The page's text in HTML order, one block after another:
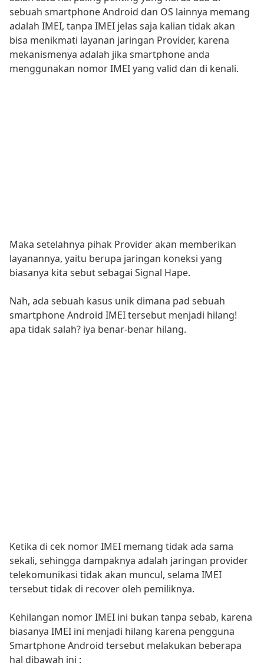
sebuah smartphone Android dan OS lainnya memang
adalah IMEI, tanpa IMEI jelas saja kalian tidak akan
bisa menikmati layanan jaringan Provider, karena
mekanismenya adalah jika smartphone anda
menggunakan nomor IMEI yang valid dan di kenali.
Maka setelahnya pihak Provider akan memberikan
layanannya, yaitu berupa jaringan koneksi yang
biasanya kita sebut sebagai Signal Hape.
Nah, ada sebuah kasus unik dimana pad sebuah
smartphone Android IMEI tersebut menjadi hilang!
apa tidak salah? iya benar-benar hilang.
Ketika di cek nomor IMEI memang tidak ada sama
sekali, sehingga dampaknya adalah jaringan provider
telekomunikasi tidak akan muncul, selama IMEI
tersebut tidak di recover oleh pemiliknya.
Kehilangan nomor IMEI ini bukan tanpa sebab, karena
biasanya IMEI ini menjadi hilang karena pengguna
Smartphone Android tersebut melakukan beberapa
hal dibawah ini :